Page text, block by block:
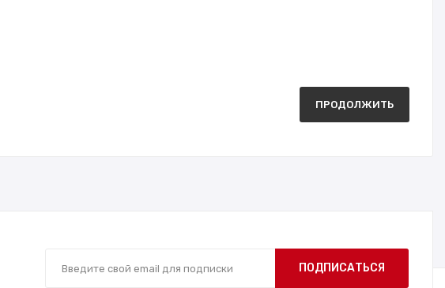
ПРОДОЛЖИТЬ
ПОДПИСАТЬСЯ